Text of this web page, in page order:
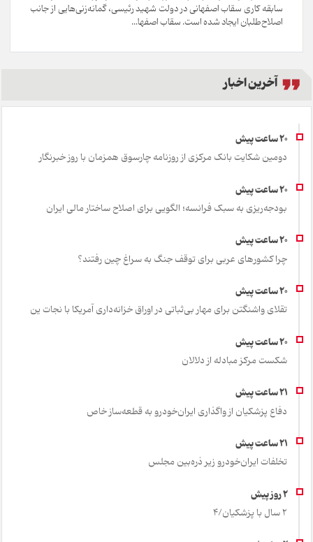
سابقه کاری سقاب اصفهانی در دولت شهید رئیسی، گمانه‌زنی‌هایی از جانب
اصلاح‌طلبان ایجاد شده است. سقاب اصفها...
آخرین اخبار
دومین شکایت بانک مرکزی از روزنامه چارسوق همزمان با روز خبرنگار
بودجه‌ریزی به سبک فرانسه؛ الگویی برای اصلاح ساختار مالی ایران
چرا کشورهای عربی برای توقف جنگ به سراغ چین رفتند؟
تقلای واشنگتن برای مهار بی‌ثباتی در اوراق خزانه‌داری آمریکا با نجات ین
شکست مرکز مبادله از دلالان
دفاع پزشکیان از واگذاری ایران‌خودرو به قطعه‌ساز خاص
تخلفات ایران‌خودرو زیر ذره‌بین مجلس
2 سال با پزشکیان/4